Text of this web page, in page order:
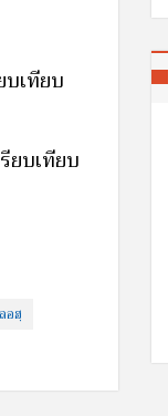
เทียบ
ยบเทียบ
อฮฺ